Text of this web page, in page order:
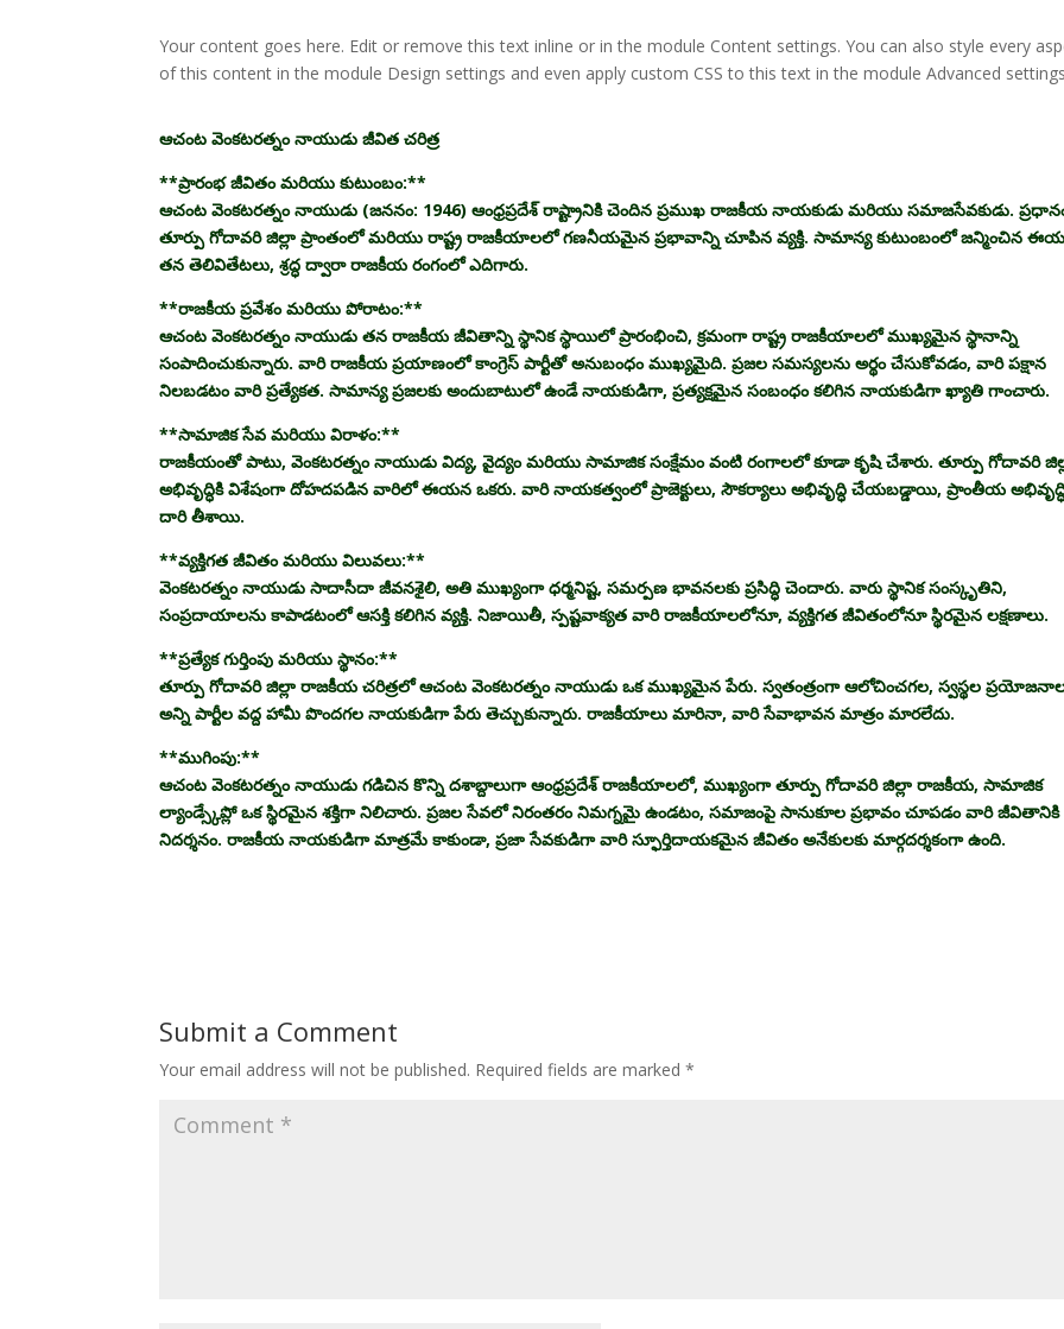
Your content goes here. Edit or remove this text inline or in the module Content settings. You can also style every
of this content in the module Design settings and even apply custom CSS to this text in the module Advanced
ఆచంట వెంకటరత్నం నాయుడు జీవిత చరిత్ర
**ప్రారంభ జీవితం మరియు కుటుంబం:**
ఆచంట వెంకటరత్నం నాయుడు (జననం: 1946) ఆంధ్రప్రదేశ్ రాష్ట్రానికి చెందిన ప్రముఖ రాజకీయ నాయకుడు మరియు సమాజసేవకుడు.
తూర్పు గోదావరి జిల్లా ప్రాంతంలో మరియు రాష్ట్ర రాజకీయాలలో గణనీయమైన ప్రభావాన్ని చూపిన వ్యక్తి. సామాన్య కుటుంబంలో జన్మించిన
తన తెలివితేటలు, శ్రద్ధ ద్వారా రాజకీయ రంగంలో ఎదిగారు.
**రాజకీయ ప్రవేశం మరియు పోరాటం:**
ఆచంట వెంకటరత్నం నాయుడు తన రాజకీయ జీవితాన్ని స్థానిక స్థాయిలో ప్రారంభించి, క్రమంగా రాష్ట్ర రాజకీయాలలో ముఖ్యమైన స్థానాన్ని
సంపాదించుకున్నారు. వారి రాజకీయ ప్రయాణంలో కాంగ్రెస్ పార్టీతో అనుబంధం ముఖ్యమైది. ప్రజల సమస్యలను అర్థం చేసుకోవడం, వారి పక్షాన
నిలబడటం వారి ప్రత్యేకత. సామాన్య ప్రజలకు అందుబాటులో ఉండే నాయకుడిగా, ప్రత్యక్షమైన సంబంధం కలిగిన నాయకుడిగా ఖ్యాతి గాంచారు.
**సామాజిక సేవ మరియు విరాళం:**
రాజకీయంతో పాటు, వెంకటరత్నం నాయుడు విద్య, వైద్యం మరియు సామాజిక సంక్షేమం వంటి రంగాలలో కూడా కృషి చేశారు. తూర్పు గోదావరి
అభివృద్ధికి విశేషంగా దోహదపడిన వారిలో ఈయన ఒకరు. వారి నాయకత్వంలో ప్రాజెక్టులు, సౌకర్యాలు అభివృద్ధి చేయబడ్డాయి, ప్రాంతీయ
దారి తీశాయి.
**వ్యక్తిగత జీవితం మరియు విలువలు:**
వెంకటరత్నం నాయుడు సాదాసీదా జీవనశైలి, అతి ముఖ్యంగా ధర్మనిష్ట, సమర్పణ భావనలకు ప్రసిద్ధి చెందారు. వారు స్థానిక సంస్కృతిని,
సంప్రదాయాలను కాపాడటంలో ఆసక్తి కలిగిన వ్యక్తి. నిజాయితీ, స్పష్టవాక్యత వారి రాజకీయాలలోనూ, వ్యక్తిగత జీవితంలోనూ స్థిరమైన లక్షణాలు.
**ప్రత్యేక గుర్తింపు మరియు స్థానం:**
తూర్పు గోదావరి జిల్లా రాజకీయ చరిత్రలో ఆచంట వెంకటరత్నం నాయుడు ఒక ముఖ్యమైన పేరు. స్వతంత్రంగా ఆలోచించగల, స్వస్థల
అన్ని పార్టీల వద్ద హామీ పొందగల నాయకుడిగా పేరు తెచ్చుకున్నారు. రాజకీయాలు మారినా, వారి సేవాభావన మాత్రం మారలేదు.
**ముగింపు:**
ఆచంట వెంకటరత్నం నాయుడు గడిచిన కొన్ని దశాబ్దాలుగా ఆంధ్రప్రదేశ్ రాజకీయాలలో, ముఖ్యంగా తూర్పు గోదావరి జిల్లా రాజకీయ, సామాజిక
ల్యాండ్స్కేప్లో ఒక స్థిరమైన శక్తిగా నిలిచారు. ప్రజల సేవలో నిరంతరం నిమగ్నమై ఉండటం, సమాజంపై సానుకూల ప్రభావం చూపడం వారి జీవితానికి
నిదర్శనం. రాజకీయ నాయకుడిగా మాత్రమే కాకుండా, ప్రజా సేవకుడిగా వారి స్ఫూర్తిదాయకమైన జీవితం అనేకులకు మార్గదర్శకంగా ఉంది.
Submit a Comment
Your email address will not be published. Required fields are marked*